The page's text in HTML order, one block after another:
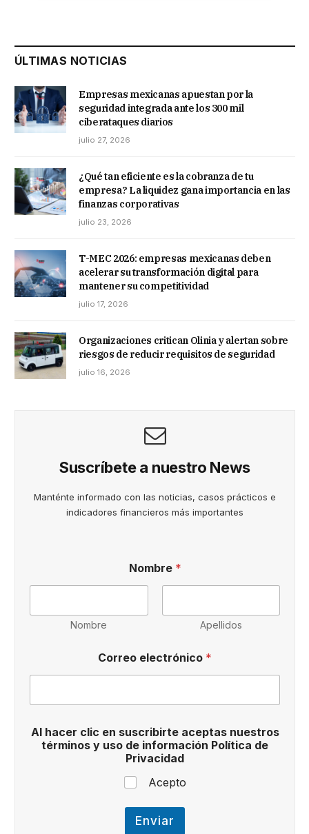
ÚLTIMAS NOTICIAS
Empresas mexicanas apuestan por la
seguridad integrada ante los 300 mil
ciberataques diarios
julio 27, 2026
¿Qué tan eficiente es la cobranza de tu
empresa? La liquidez gana importancia en las
finanzas corporativas
julio 23, 2026
T-MEC 2026: empresas mexicanas deben
acelerar su transformación digital para
mantener su competitividad
julio 17, 2026
Organizaciones critican Olinia y alertan sobre
riesgos de reducir requisitos de seguridad
julio 16, 2026
Suscríbete a nuestro News
Manténte informado con las noticias, casos prácticos e
indicadores financieros más importantes
e
s
P
l
t
i
c
Nombre *
Nombre Apellidos
Correo electrónico *
Al hacer clic en suscribirte aceptas nuestros
términos y uso de información Política de
Privacidad
Acepto
Enviar